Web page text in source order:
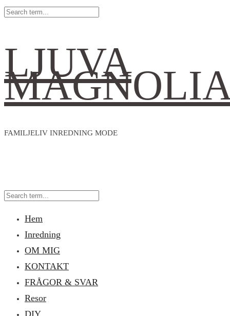
LJUVA
FAMILJELIV INREDNING MODE
Hem
Inredning
OM MIG
KONTAKT
FRÅGOR & SVAR
Resor
DIY